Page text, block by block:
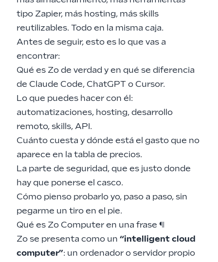
tipo Zapier, más hosting, más skills
reutilizables. Todo en la misma caja.
Antes de seguir, esto es lo que vas a
encontrar:
Qué es Zo de verdad y en qué se diferencia
de Claude Code, ChatGPT o Cursor.
Lo que puedes hacer con él:
automatizaciones, hosting, desarrollo
remoto, skills, API.
Cuánto cuesta y dónde está el gasto que no
aparece en la tabla de precios.
La parte de seguridad, que es justo donde
hay que ponerse el casco.
Cómo pienso probarlo yo, paso a paso, sin
pegarme un tiro en el pie.
Qué es Zo Computer en una frase ¶
Zo se presenta como un “intelligent cloud
computer”: un ordenador o servidor propio